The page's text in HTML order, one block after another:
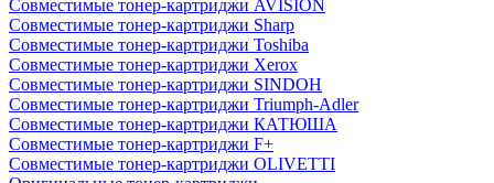
Совместимые тонер-картриджи AVISION
Совместимые тонер-картриджи Sharp
Совместимые тонер-картриджи Toshiba
Совместимые тонер-картриджи Xerox
Совместимые тонер-картриджи SINDOH
Совместимые тонер-картриджи Triumph-Adler
Совместимые тонер-картриджи КАТЮША
Совместимые тонер-картриджи F+
Совместимые тонер-картриджи OLIVETTI